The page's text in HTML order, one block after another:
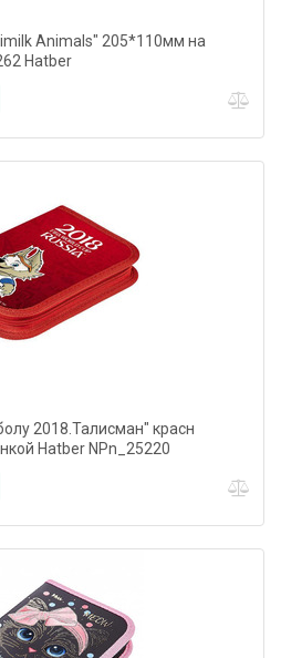
Animals" 205*110мм на
Hatber
2018.Талисман" красн
Hatber NPn_25220